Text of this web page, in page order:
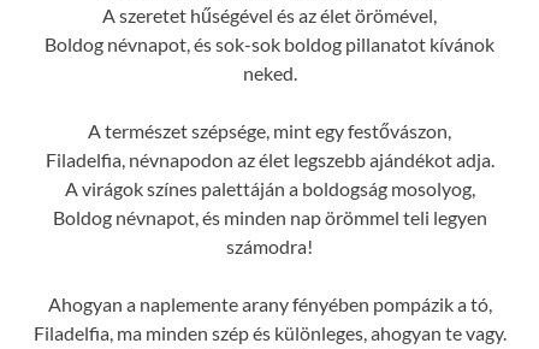
A szeretet hűségével és az élet örömével,
Boldog névnapot, és sok-sok boldog pillanatot kívánok
neked.
A természet szépsége, mint egy festővászon,
Filadelfia, névnapodon az élet legszebb ajándékot adja.
A virágok színes palettáján a boldogság mosolyog,
Boldog névnapot, és minden nap örömmel teli legyen
számodra!
Ahogyan a naplemente arany fényében pompázik a tó,
Filadelfia, ma minden szép és különleges, ahogyan te vagy.